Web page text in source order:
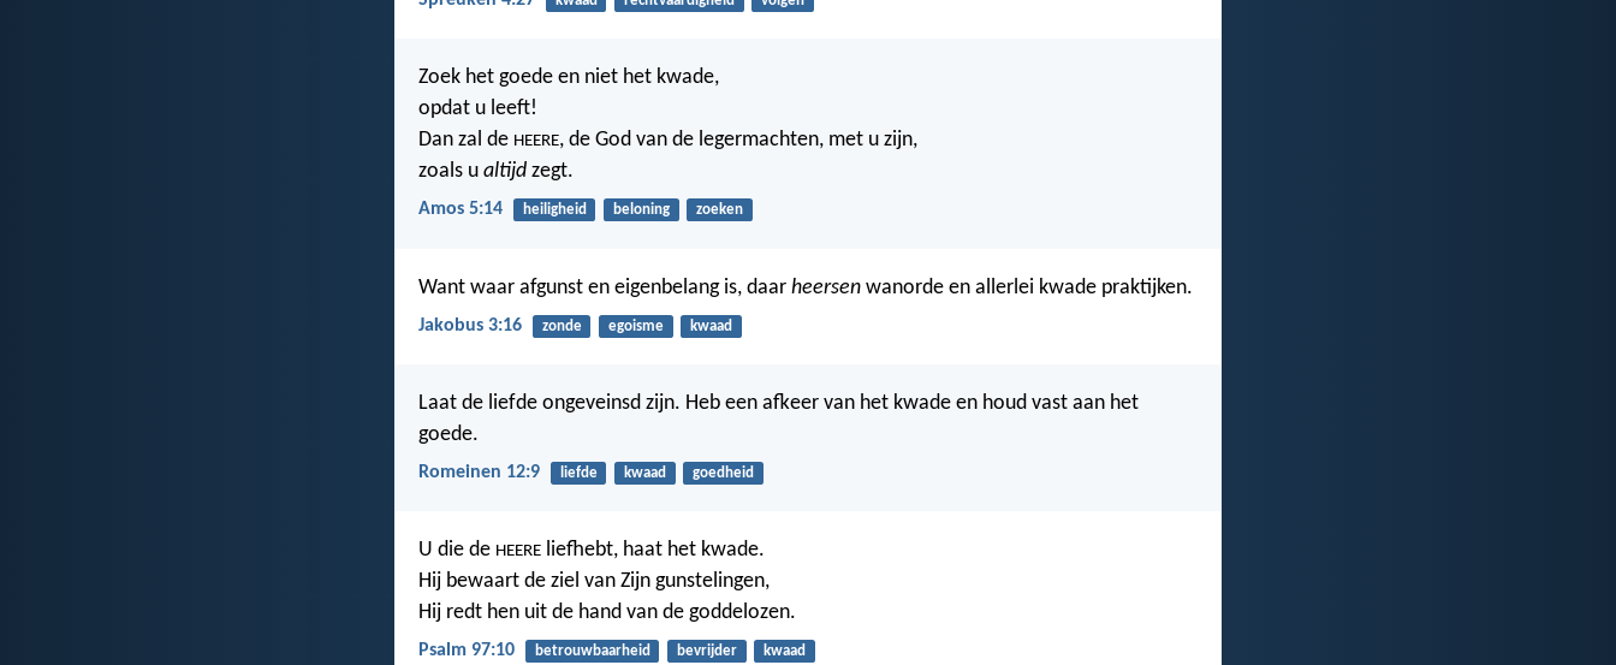
Zoek het goede en niet het kwade,
opdat u leeft!
Dan zal de HEERE, de God van de legermachten, met u zijn,
zoals u altijd zegt.
Amos 5:14 heiligheid beloning zoeken
Want waar afgunst en eigenbelang is, daar heersen wanorde en allerlei kwade praktijken.
Jakobus 3:16 zonde egoisme kwaad
Laat de liefde ongeveinsd zijn. Heb een afkeer van het kwade en houd vast aan het
goede.
Romeinen 12:9 liefde kwaad goedheid
U die de HEERE liefhebt, haat het kwade.
Hij bewaart de ziel van Zijn gunstelingen,
Hij redt hen uit de hand van de goddelozen.
Psalm 97:10 betrouwbaarheid bevrijder kwaad